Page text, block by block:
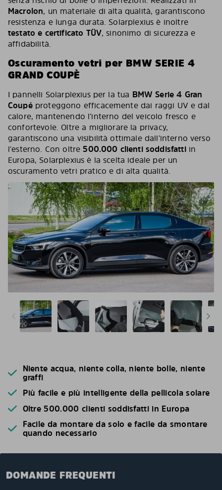
Macrolon, un materiale di alta qualità, garantiscono
resistenza e lunga durata. Solarplexius è inoltre
testato e certificato TÜV, sinonimo di sicurezza e
affidabilità.
Oscuramento vetri per BMW SERIE 4
GRAND COUPÈ
I pannelli Solarplexius per la tua BMW Serie 4 Gran
Coupéproteggono efficacemente dai raggi UV e dal
calore, mantenendo l’interno del veicolo fresco e
confortevole. Oltre a migliorare la privacy,
garantiscono una visibilità ottimale dall’interno verso
l’esterno. Con oltre500.000 clienti soddisfattiin
Europa, Solarplexius è la scelta ideale per un
oscuramento vetri pratico e di alta qualità.
Niente acqua, niente colla, niente bolle, niente
graffi
Più facile e più intelligente della pellicola solare
Oltre 500.000 clienti soddisfatti in Europa
Facile da montare da solo e facile da smontare
quando necessario
DOMANDE FREQUENTI